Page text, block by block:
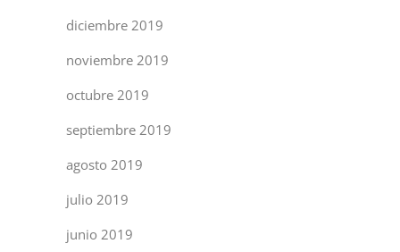
diciembre 2019
noviembre 2019
octubre 2019
septiembre 2019
agosto 2019
julio 2019
junio 2019